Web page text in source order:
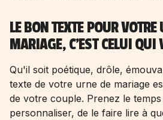
LE BON TEXTE POUR VOTRE
MARIAGE, C'EST CELUI QUI
Qu'il soit poétique, drôle,
texte de votre urne de mariage
de votre couple. Prenez le
personnaliser, de le faire lire à